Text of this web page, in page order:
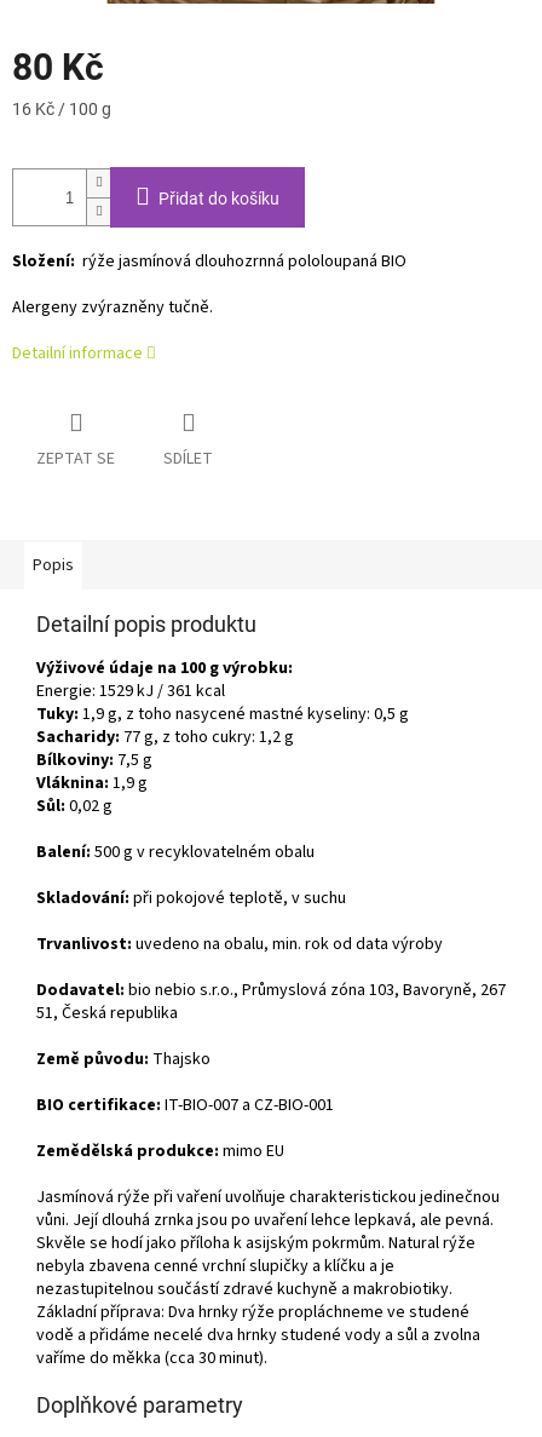
80 Kč
Měrná
16 Kč / 100 g
Přidat do košíku
Složení: rýže jasmínová dlouhozrnná pololoupaná BIO
Alergeny zvýrazněny tučně.
Detailní informace
ZEPTAT SE SDÍLET
Popis
Detailní popis produktu
Výživové údaje na 100 g výrobku:
Energie: 1529 kJ / 361 kcal
Tuky: 1,9 g, z toho nasycené mastné kyseliny: 0,5 g
Sacharidy: 77 g, z toho cukry: 1,2 g
Bílkoviny: 7,5 g
Vláknina: 1,9 g
Sůl: 0,02 g
Balení: 500 g v recyklovatelném obalu
Skladování: při pokojové teplotě, v suchu
Trvanlivost: uvedeno na obalu, min. rok od data výroby
Dodavatel: bio nebio s.r.o., Průmyslová zóna 103, Bavoryně, 267
51, Česká republika
Země původu: Thajsko
BIO certifikace: IT-BIO-007 a CZ-BIO-001
Zemědělská produkce: mimo EU
Jasmínová rýže při vaření uvolňuje charakteristickou jedinečnou
vůni. Její dlouhá zrnka jsou po uvaření lehce lepkavá, ale pevná.
Skvěle se hodí jako příloha k asijským pokrmům. Natural rýže
nebyla zbavena cenné vrchní slupičky a klíčku a je
nezastupitelnou součástí zdravé kuchyně a makrobiotiky.
Základní příprava: Dva hrnky rýže propláchneme ve studené
vodě a přidáme necelé dva hrnky studené vody a sůl a zvolna
vaříme do měkka (cca 30 minut).
Doplňkové parametry